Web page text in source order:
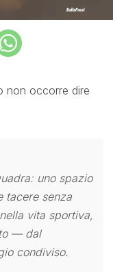
non occorre dire
uno spazio
tacere senza
vita sportiva,
— dal
condiviso.